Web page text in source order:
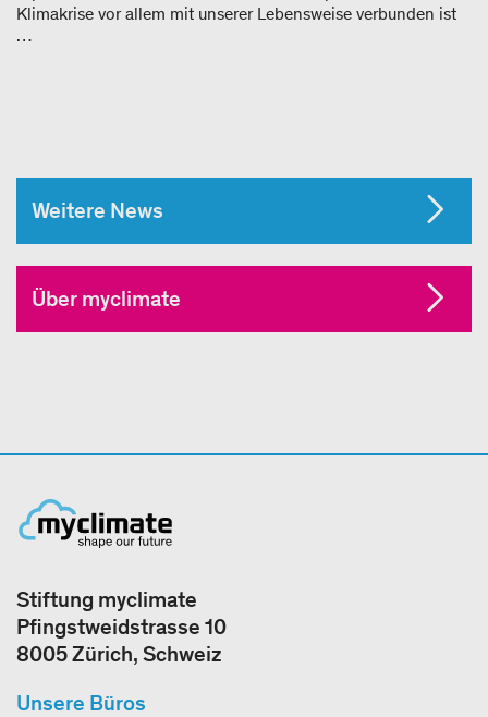
Klimakrise vor allem mit unserer Lebensweise verbunden ist
…
Weitere News
Über myclimate
Stiftung myclimate
Pfingstweidstrasse 10
8005 Zürich, Schweiz
Unsere Büros